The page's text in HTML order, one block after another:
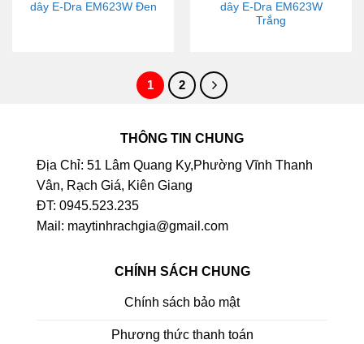
dây E-Dra EM623W Đen
dây E-Dra EM623W
Trắng
1 2
THÔNG TIN CHUNG
Địa Chỉ: 51 Lâm Quang Ky,Phường Vĩnh Thanh
Vân, Rạch Giá, Kiên Giang
ĐT: 0945.523.235
Mail: maytinhrachgia@gmail.com
CHÍNH SÁCH CHUNG
Chính sách bảo mật
Phương thức thanh toán